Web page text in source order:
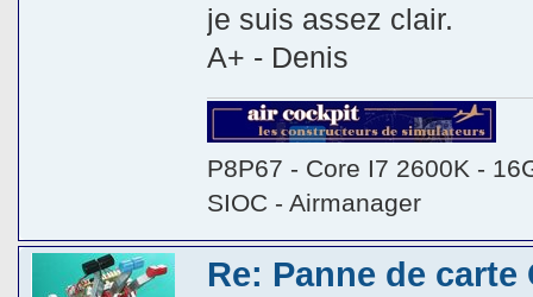
je suis assez clair.
A+ - Denis
P8P67 - Core I7 2600K -
SIOC - Airmanager
Re: Panne de